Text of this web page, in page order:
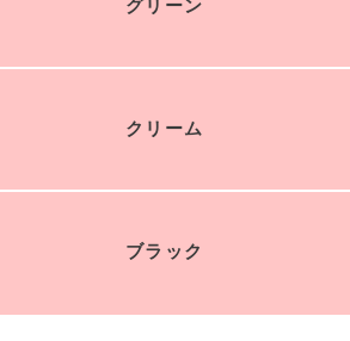
グリーン
クリーム
ブラック